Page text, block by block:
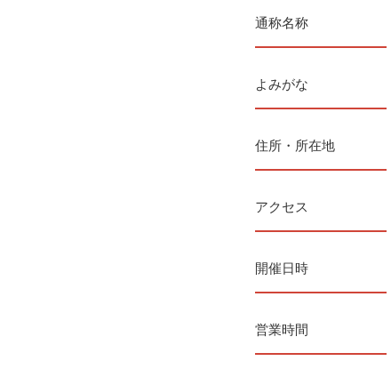
通称名称
よみがな
住所・所在地
アクセス
開催日時
営業時間